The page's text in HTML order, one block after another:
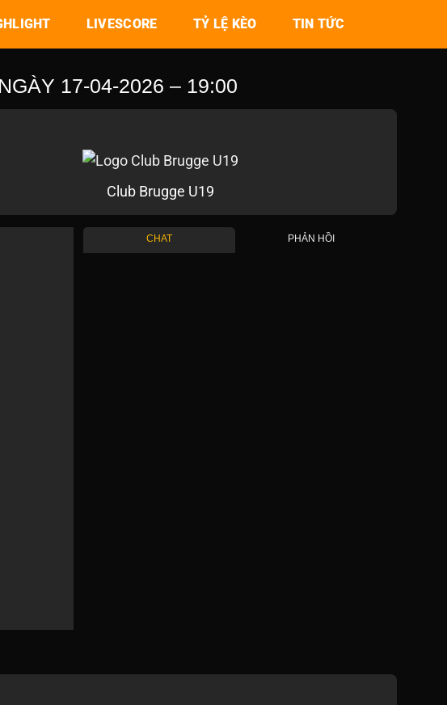
LIVESCORE TỶ LỆ KÈO TIN TỨC
17-04-2026 – 19:00
Club Brugge U19
CHAT PHẢN HỒI